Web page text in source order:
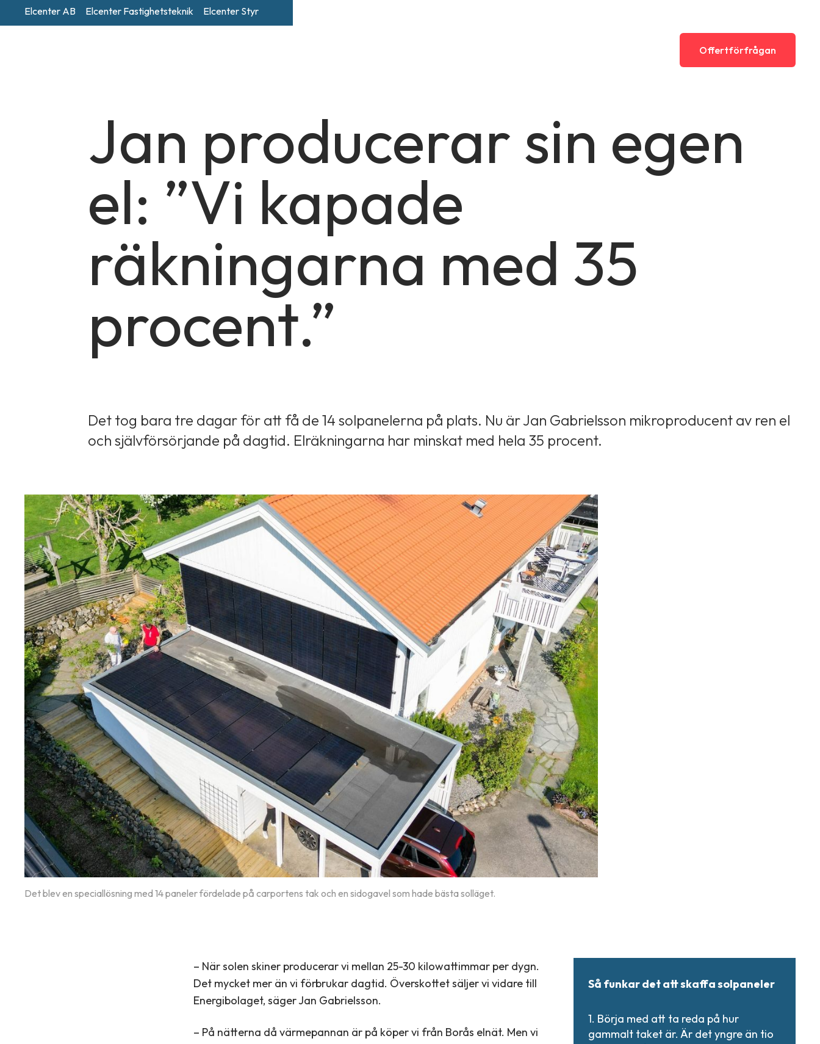
Elcenter AB Elcenter Fastighetsteknik Elcenter Styr
Offertförfrågan
Jan producerar sin egen
el: ”Vi kapade
räkningarna med 35
procent.”
Det tog bara tre dagar för att få de 14 solpanelerna på plats. Nu är Jan Gabrielsson mikroproducent av ren el
och självförsörjande på dagtid. Elräkningarna har minskat med hela 35 procent.
Det blev en speciallösning med 14 paneler fördelade på carportens tak och en sidogavel som hade bästa solläget.
– När solen skiner producerar vi mellan 25-30 kilowattimmar per dygn.
Det mycket mer än vi förbrukar dagtid. Överskottet säljer vi vidare till
Energibolaget, säger Jan Gabrielsson.
– På nätterna då värmepannan är på köper vi från Borås elnät. Men vi
Så funkar det att skaffa solpaneler
1. Börja med att ta reda på hur
gammalt taket är. Är det yngre än tio